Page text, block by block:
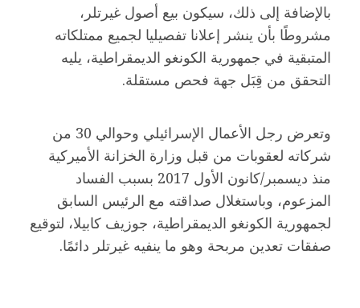
بالإضافة إلى ذلك، سيكون بيع أصول غيرتلر،
مشروطًا بأن ينشر إعلانا تفصيليا لجميع ممتلكاته
المتبقية في جمهورية الكونغو الديمقراطية، يليه
التحقق من قِبَل جهة فحص مستقلة.
وتعرض رجل الأعمال الإسرائيلي وحوالي 30 من
شركاته لعقوبات من قبل وزارة الخزانة الأميركية
منذ ديسمبر/كانون الأول 2017 بسبب الفساد
المزعوم، وباستغلال صداقته مع الرئيس السابق
لجمهورية الكونغو الديمقراطية، جوزيف كابيلا، لتوقيع
صفقات تعدين مربحة وهو ما ينفيه غيرتلر دائمًا.